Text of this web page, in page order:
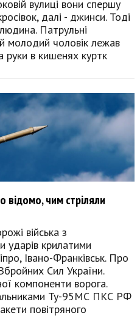
вулиці вони спершу
далі - джинси. Тоді
Патрульні
молодий чоловік лежав
руки в кишенях куртк
відомо, чим стріляли
війська з
ударів крилатими
Івано-Франківськ. Про
Сил України.
компоненти ворога.
Ту-95МС ПКС РФ
повітряного